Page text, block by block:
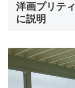
洋画プリテ
に説明